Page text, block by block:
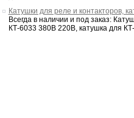
Катушки для реле и контакторов,
Всегда в наличии и под заказ:
КТ-6033 380В 220В, катушка для